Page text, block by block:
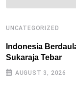
UNCATEGORIZED
Indonesia
Sukaraja Tebar
AUGUST 3, 2026